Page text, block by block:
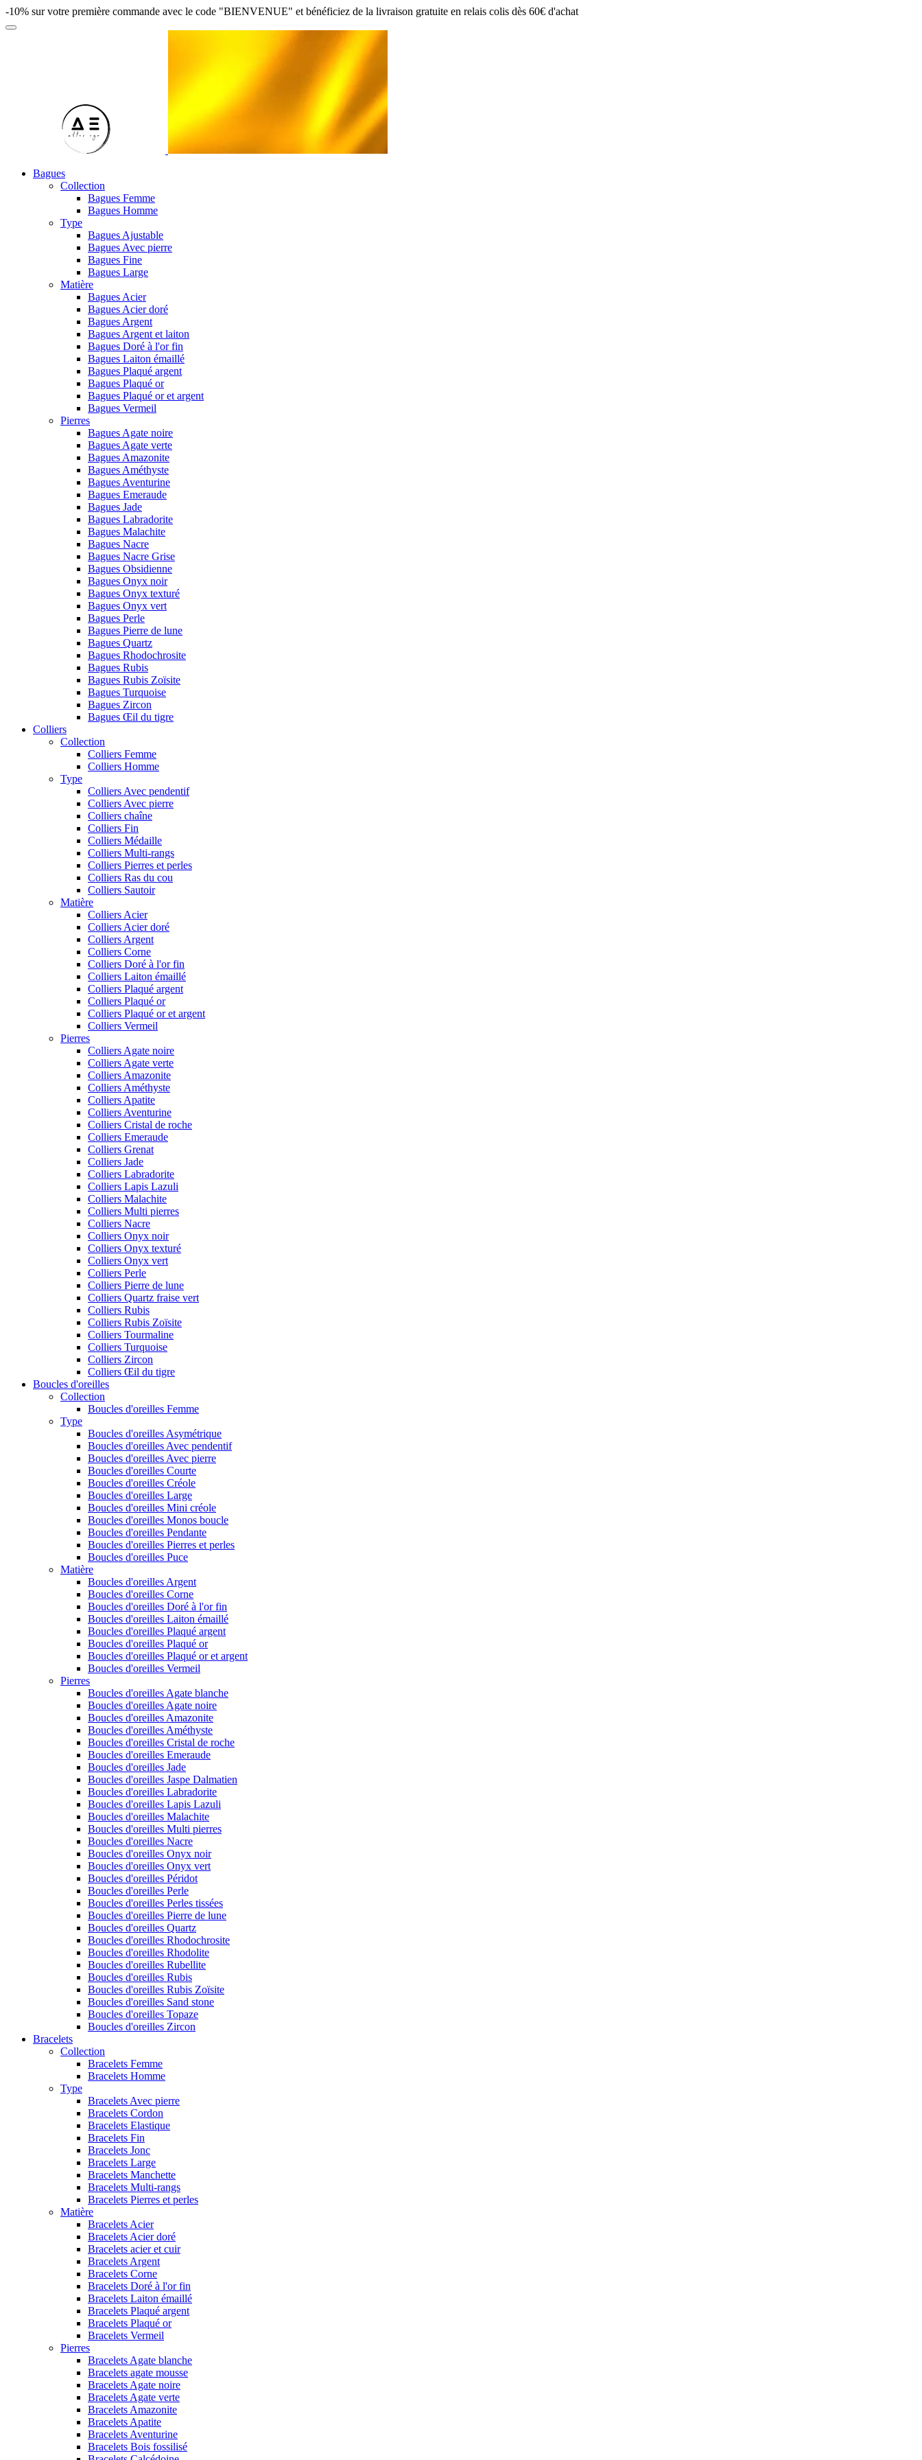
-10% sur votre première commande avec le code "BIENVENUE" et bénéficiez de la livraison gratuite en relais colis dès 60€ d'achat
Bagues
Collection
Bagues Femme
Bagues Homme
Type
Bagues Ajustable
Bagues Avec pierre
Bagues Fine
Bagues Large
Matière
Bagues Acier
Bagues Acier doré
Bagues Argent
Bagues Argent et laiton
Bagues Doré à l'or fin
Bagues Laiton émaillé
Bagues Plaqué argent
Bagues Plaqué or
Bagues Plaqué or et argent
Bagues Vermeil
Pierres
Bagues Agate noire
Bagues Agate verte
Bagues Amazonite
Bagues Améthyste
Bagues Aventurine
Bagues Emeraude
Bagues Jade
Bagues Labradorite
Bagues Malachite
Bagues Nacre
Bagues Nacre Grise
Bagues Obsidienne
Bagues Onyx noir
Bagues Onyx texturé
Bagues Onyx vert
Bagues Perle
Bagues Pierre de lune
Bagues Quartz
Bagues Rhodochrosite
Bagues Rubis
Bagues Rubis Zoïsite
Bagues Turquoise
Bagues Zircon
Bagues Œil du tigre
Colliers
Collection
Colliers Femme
Colliers Homme
Type
Colliers Avec pendentif
Colliers Avec pierre
Colliers chaîne
Colliers Fin
Colliers Médaille
Colliers Multi-rangs
Colliers Pierres et perles
Colliers Ras du cou
Colliers Sautoir
Matière
Colliers Acier
Colliers Acier doré
Colliers Argent
Colliers Corne
Colliers Doré à l'or fin
Colliers Laiton émaillé
Colliers Plaqué argent
Colliers Plaqué or
Colliers Plaqué or et argent
Colliers Vermeil
Pierres
Colliers Agate noire
Colliers Agate verte
Colliers Amazonite
Colliers Améthyste
Colliers Apatite
Colliers Aventurine
Colliers Cristal de roche
Colliers Emeraude
Colliers Grenat
Colliers Jade
Colliers Labradorite
Colliers Lapis Lazuli
Colliers Malachite
Colliers Multi pierres
Colliers Nacre
Colliers Onyx noir
Colliers Onyx texturé
Colliers Onyx vert
Colliers Perle
Colliers Pierre de lune
Colliers Quartz fraise vert
Colliers Rubis
Colliers Rubis Zoïsite
Colliers Tourmaline
Colliers Turquoise
Colliers Zircon
Colliers Œil du tigre
Boucles d'oreilles
Collection
Boucles d'oreilles Femme
Type
Boucles d'oreilles Asymétrique
Boucles d'oreilles Avec pendentif
Boucles d'oreilles Avec pierre
Boucles d'oreilles Courte
Boucles d'oreilles Créole
Boucles d'oreilles Large
Boucles d'oreilles Mini créole
Boucles d'oreilles Monos boucle
Boucles d'oreilles Pendante
Boucles d'oreilles Pierres et perles
Boucles d'oreilles Puce
Matière
Boucles d'oreilles Argent
Boucles d'oreilles Corne
Boucles d'oreilles Doré à l'or fin
Boucles d'oreilles Laiton émaillé
Boucles d'oreilles Plaqué argent
Boucles d'oreilles Plaqué or
Boucles d'oreilles Plaqué or et argent
Boucles d'oreilles Vermeil
Pierres
Boucles d'oreilles Agate blanche
Boucles d'oreilles Agate noire
Boucles d'oreilles Amazonite
Boucles d'oreilles Améthyste
Boucles d'oreilles Cristal de roche
Boucles d'oreilles Emeraude
Boucles d'oreilles Jade
Boucles d'oreilles Jaspe Dalmatien
Boucles d'oreilles Labradorite
Boucles d'oreilles Lapis Lazuli
Boucles d'oreilles Malachite
Boucles d'oreilles Multi pierres
Boucles d'oreilles Nacre
Boucles d'oreilles Onyx noir
Boucles d'oreilles Onyx vert
Boucles d'oreilles Péridot
Boucles d'oreilles Perle
Boucles d'oreilles Perles tissées
Boucles d'oreilles Pierre de lune
Boucles d'oreilles Quartz
Boucles d'oreilles Rhodochrosite
Boucles d'oreilles Rhodolite
Boucles d'oreilles Rubellite
Boucles d'oreilles Rubis
Boucles d'oreilles Rubis Zoïsite
Boucles d'oreilles Sand stone
Boucles d'oreilles Topaze
Boucles d'oreilles Zircon
Bracelets
Collection
Bracelets Femme
Bracelets Homme
Type
Bracelets Avec pierre
Bracelets Cordon
Bracelets Elastique
Bracelets Fin
Bracelets Jonc
Bracelets Large
Bracelets Manchette
Bracelets Multi-rangs
Bracelets Pierres et perles
Matière
Bracelets Acier
Bracelets Acier doré
Bracelets acier et cuir
Bracelets Argent
Bracelets Corne
Bracelets Doré à l'or fin
Bracelets Laiton émaillé
Bracelets Plaqué argent
Bracelets Plaqué or
Bracelets Vermeil
Pierres
Bracelets Agate blanche
Bracelets agate mousse
Bracelets Agate noire
Bracelets Agate verte
Bracelets Amazonite
Bracelets Apatite
Bracelets Aventurine
Bracelets Bois fossilisé